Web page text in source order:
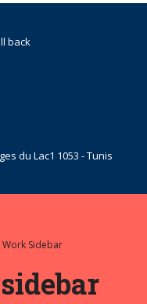
back
du Lac1 1053 - Tunis
Work Sidebar